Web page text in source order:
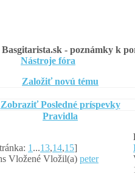
Basgitarista.sk - poznámky k
Nástroje fóra
Založiť novú tému
Zobraziť Posledné príspevky
Pravidla
1 ...13,14,15]
Vložené Vložil(a) peter